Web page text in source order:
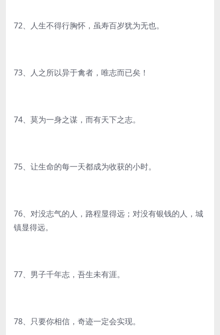
72、人生不得行胸怀，虽寿百岁犹为无也。
73、人之所以异于禽者，唯志而已矣！
74、莫为一身之谋，而有天下之志。
75、让生命的每一天都成为收获的小时。
76、对没志气的人，路程显得远；对没有银钱的人，城
镇显得远。
77、男子千年志，吾生未有涯。
78、只要你相信，奇迹一定会实现。